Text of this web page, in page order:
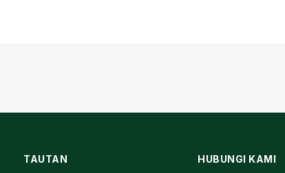
TAUTAN HUBUNGI KAMI